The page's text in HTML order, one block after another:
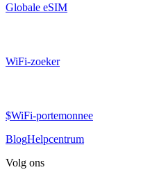
Globale eSIM
WiFi-zoeker
$WiFi-portemonnee
BlogHelpcentrum
Volg ons